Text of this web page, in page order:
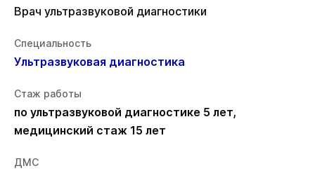
Врач ультразвуковой диагностики
Специальность
Ультразвуковая диагностика
Стаж работы
по ультразвуковой диагностике 5 лет,
медицинский стаж 15 лет
ДМС